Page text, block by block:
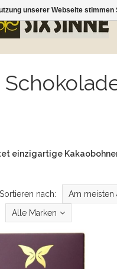
einzigartige
Sortieren nach: Am meisten
Alle Marken
unserer Webseite